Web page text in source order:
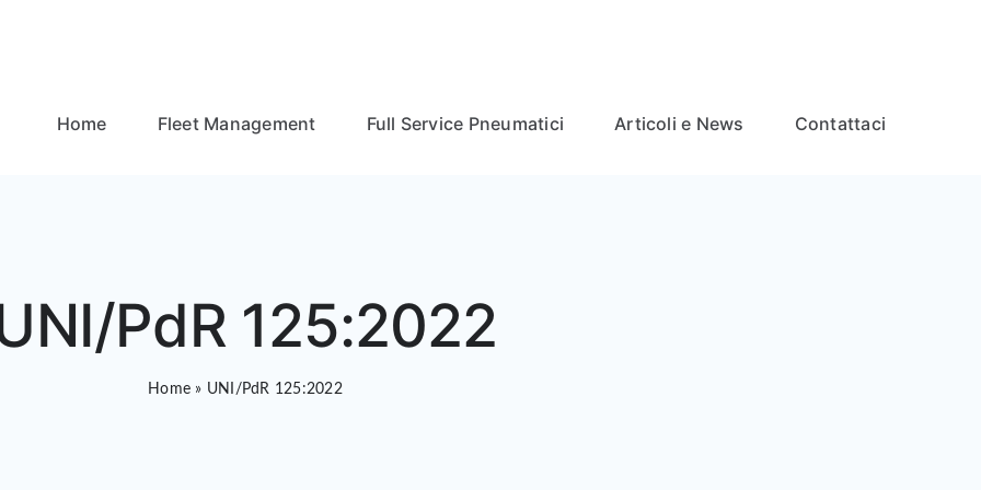
Home Fleet Management Full Service Pneumatici Articoli e News Contattaci
PdR 125:2022
Home » UNI/PdR 125:2022